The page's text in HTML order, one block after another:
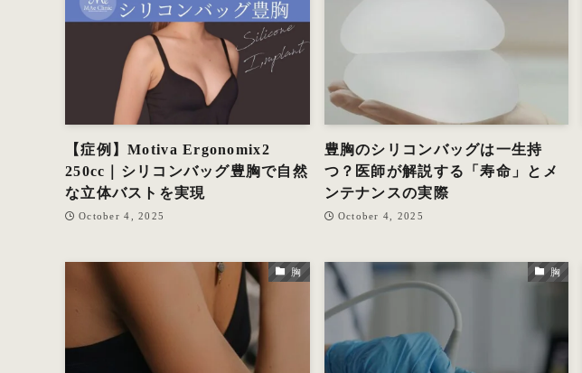
【症例】Motiva Ergonomix2
250cc｜シリコンバッグ豊胸で自然
な立体バストを実現
October 4, 2025
豊胸のシリコンバッグは一生持
つ？医師が解説する「寿命」とメ
ンテナンスの実際
October 4, 2025
胸 胸